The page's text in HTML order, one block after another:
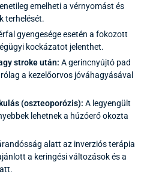
emelheti a vérnyomást és
terhelését.
gyengesége esetén a fokozott
kockázatot jelenthet.
stroke után: A gerincnyújtó pad
a kezelőorvos jóváhagyásával
(oszteoporózis): A legyengült
lehetnek a húzóerő okozta
alatt az inverziós terápia
a keringési változások és a